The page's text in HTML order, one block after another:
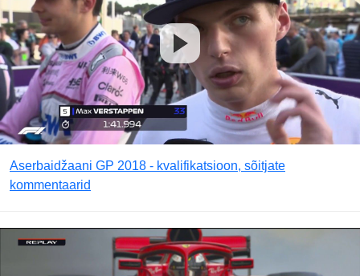
Aserbaidžaani GP 2018 - kvalifikatsioon, sõitjate
kommentaarid